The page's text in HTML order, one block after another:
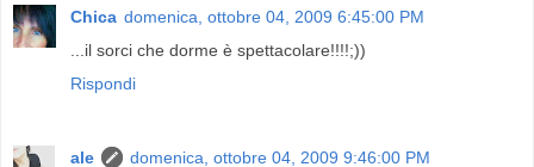
Chica domenica, ottobre 04, 2009 6:45:00 PM
...il sorci che dorme è spettacolare!!!!;))
Rispondi
ale
domenica, ottobre 04, 2009 9:46:00 PM